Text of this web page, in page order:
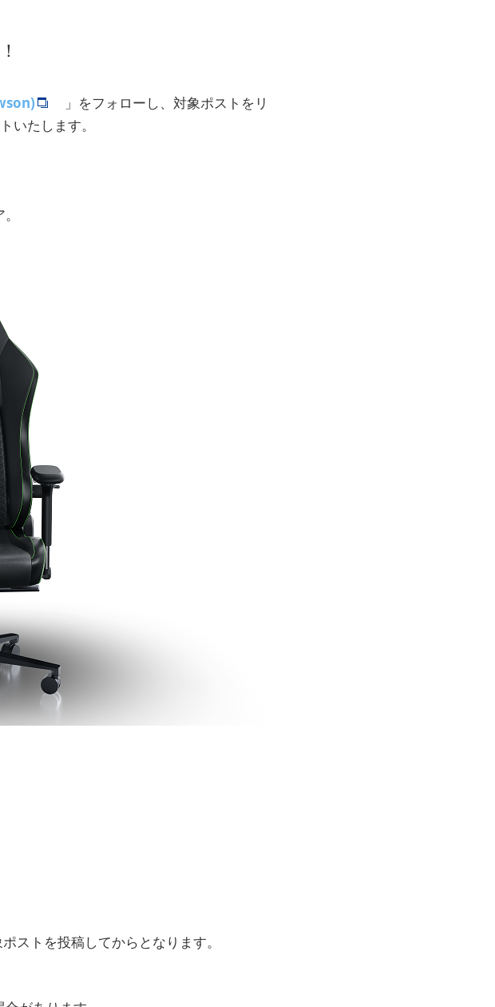
」をフォローし、対象ポストをリ
いたします。
ストを投稿してからとなります。